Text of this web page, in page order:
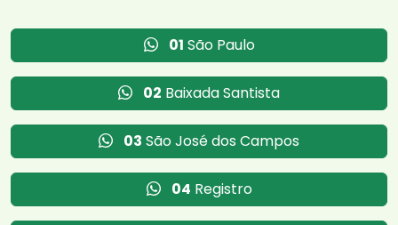
01 São Paulo
02 Baixada Santista
03 São José dos Campos
04 Registro